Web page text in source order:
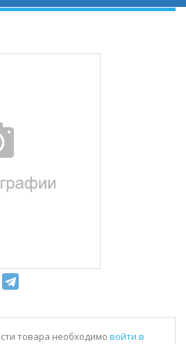
товара необходимо войти в